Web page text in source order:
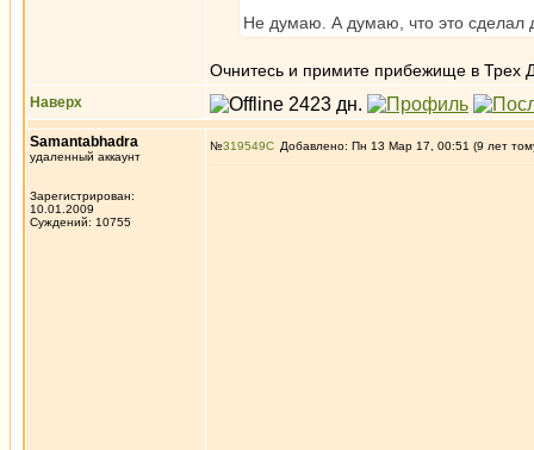
Не думаю. А думаю, что это
Очнитесь и примите прибежище в Трех
Наверх
Samantabhadra
удаленный аккаунт
Зарегистрирован:
10.01.2009
Суждений: 10755
№319549 Добавлено: Пн 13 Мар 17, 00:51 (9 лет